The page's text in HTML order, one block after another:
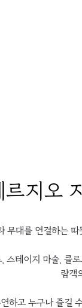
르지오
무대를 연결하는
스테이지 마술, 클
람객
하고 누구나 즐길